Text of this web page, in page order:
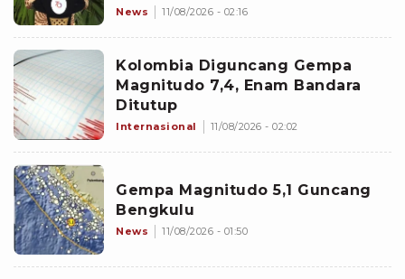
News 11/08/2026 - 02:16
Kolombia Diguncang Gempa
Magnitudo 7,4, Enam Bandara
Ditutup
Internasional 11/08/2026 - 02:02
Gempa Magnitudo 5,1 Guncang
Bengkulu
News 11/08/2026 - 01:50